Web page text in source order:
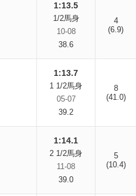
1:13.5
1/2馬身
10-08
38.6
4
(6.9)
1:13.7
1 1/2馬身
05-07
39.2
8
(41.0)
1:14.1
2 1/2馬身
11-08
39.0
5
(10.4)